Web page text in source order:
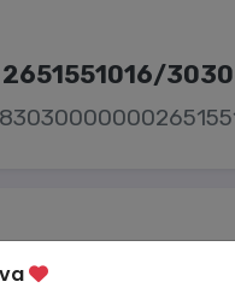
2651551016/3030